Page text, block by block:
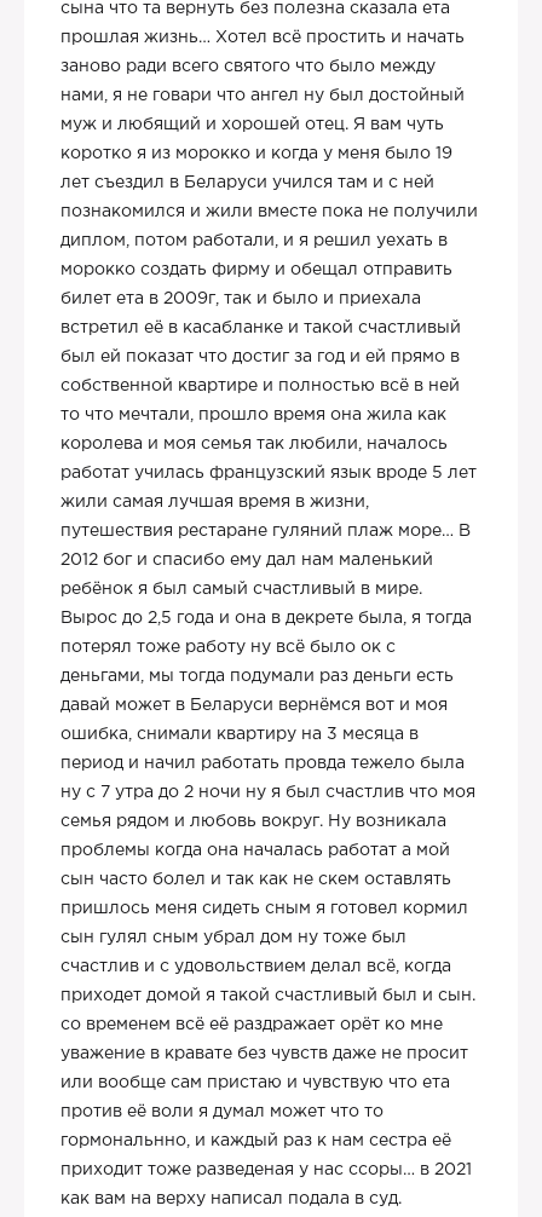
сына что та вернуть без полезна сказала ета
прошлая жизнь… Хотел всё простить и начать
заново ради всего святого что было между
нами, я не говари что ангел ну был достойный
муж и любящий и хорошей отец. Я вам чуть
коротко я из морокко и когда у меня было 19
лет съездил в Беларуси учился там и с ней
познакомился и жили вместе пока не получили
диплом, потом работали, и я решил уехать в
морокко создать фирму и обещал отправить
билет ета в 2009г, так и было и приехала
встретил её в касабланке и такой счастливый
был ей показат что достиг за год и ей прямо в
собственной квартире и полностью всё в ней
то что мечтали, прошло время она жила как
королева и моя семья так любили, началось
работат училась французский язык вроде 5 лет
жили самая лучшая время в жизни,
путешествия рестаране гуляний плаж море… В
2012 бог и спасибо ему дал нам маленький
ребёнок я был самый счастливый в мире.
Вырос до 2,5 года и она в декрете была, я тогда
потерял тоже работу ну всё было ок с
деньгами, мы тогда подумали раз деньги есть
давай может в Беларуси вернёмся вот и моя
ошибка, снимали квартиру на 3 месяца в
период и начил работать провда тежело была
ну с 7 утра до 2 ночи ну я был счастлив что моя
семья рядом и любовь вокруг. Ну возникала
проблемы когда она началась работат а мой
сын часто болел и так как не скем оставлять
пришлось меня сидеть сным я готовел кормил
сын гулял сным убрал дом ну тоже был
счастлив и с удовольствием делал всё, когда
приходет домой я такой счастливый был и сын.
со временем всё её раздражает орёт ко мне
уважение в кравате без чувств даже не просит
или вообще сам пристаю и чувствую что ета
против её воли я думал может что то
гормональнно, и каждый раз к нам сестра её
приходит тоже разведеная у нас ссоры… в 2021
как вам на верху написал подала в суд.